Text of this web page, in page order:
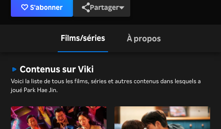
S'abonner Partager
Films/séries À propos
Contenus sur Viki
Voici la liste de tous les films, séries et autres contenus dans lesquels a
joué Park Hae Jin.